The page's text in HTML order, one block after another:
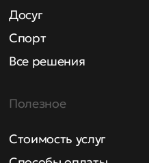
Досуг
Спорт
Все решения
Полезное
Стоимость услуг